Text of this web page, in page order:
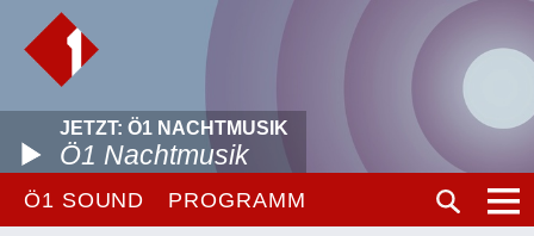
JETZT: Ö1 NACHTMUSIK
Ö1 Nachtmusik
Ö1 SOUND PROGRAMM